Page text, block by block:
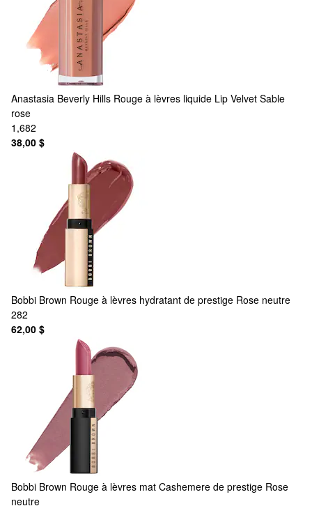
Anastasia Beverly Hills Rouge à lèvres liquide Lip Velvet Sable
rose
1,682
38,00 $
Bobbi Brown Rouge à lèvres hydratant de prestige Rose neutre
282
62,00 $
Bobbi Brown Rouge à lèvres mat Cashemere de prestige Rose
neutre